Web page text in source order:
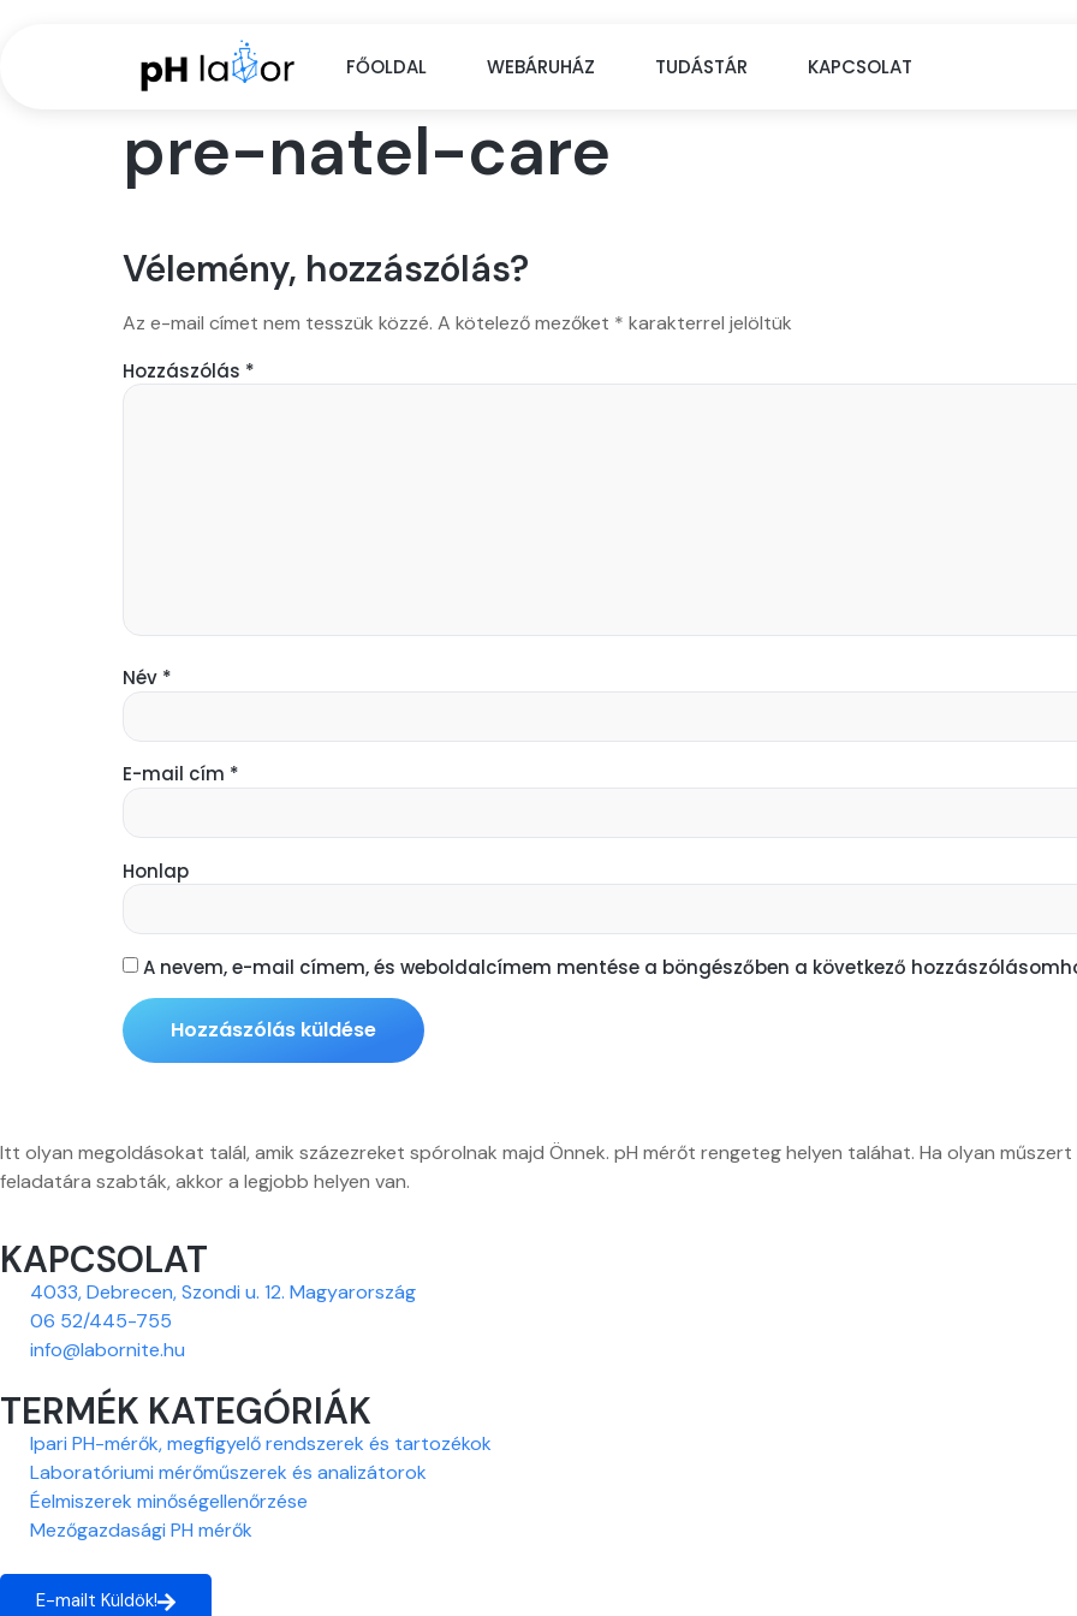
FŐOLDAL WEBÁRUHÁZ TUDÁSTÁR KAPCSOLAT
pre-natel-care
Vélemény, hozzászólás?
Az e-mail címet nem tesszük közzé. A kötelező mezőket * karakterrel jelöltük
Hozzászólás *
Név *
E-mail cím *
Honlap
A nevem, e-mail címem, és weboldalcímem mentése a böngészőben a következő
Itt olyan megoldásokat talál, amik százezreket spórolnak majd Önnek. pH mérőt rengeteg helyen taláhat. Ha olyan
feladatára szabták, akkor a legjobb helyen van.
KAPCSOLAT
4033, Debrecen, Szondi u. 12. Magyarország
06 52/445-755
info@labornite.hu
TERMÉK KATEGÓRIÁK
Ipari PH-mérők, megfigyelő rendszerek és tartozékok
Laboratóriumi mérőműszerek és analizátorok
Éelmiszerek minőségellenőrzése
Mezőgazdasági PH mérők
E-mailt Küldök!